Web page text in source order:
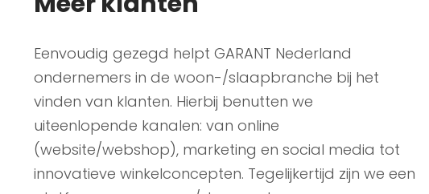
Eenvoudig gezegd helpt GARANT Nederland
ondernemers in de woon-/slaapbranche bij het
vinden van klanten. Hierbij benutten we
uiteenlopende kanalen: van online
(website/webshop), marketing en social media tot
innovatieve winkelconcepten. Tegelijkertijd zijn we een